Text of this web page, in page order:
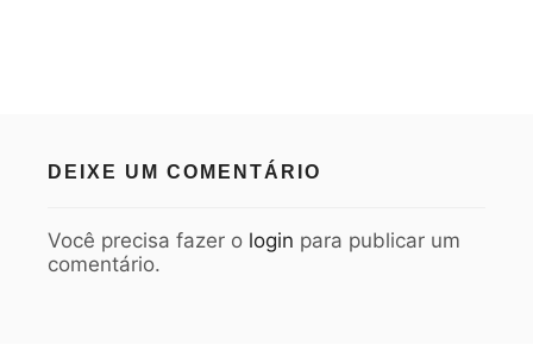
DEIXE UM COMENTÁRIO
Você precisa fazer o login para publicar um
comentário.